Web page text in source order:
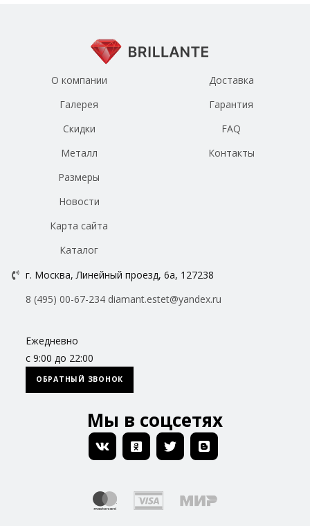
О компании
Галерея
Скидки
Металл
Размеры
Новости
Доставка
Гарантия
FAQ
Контакты
Карта сайта
Каталог
г. Москва, Линейный проезд, 6а, 127238
8 (495) 00-67-234 diamant.estet@yandex.ru
Ежедневно
с 9:00 до 22:00
ОБРАТНЫЙ ЗВОНОК
Мы в соцсетях